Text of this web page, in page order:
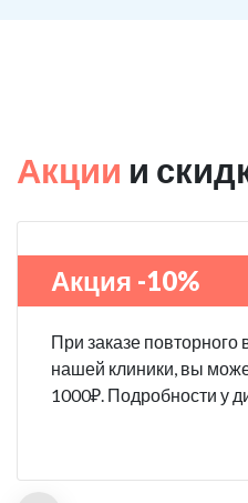
Акции и
Акция -10%
При заказе повторного
нашей клиники, вы
1000₽. Подробности у